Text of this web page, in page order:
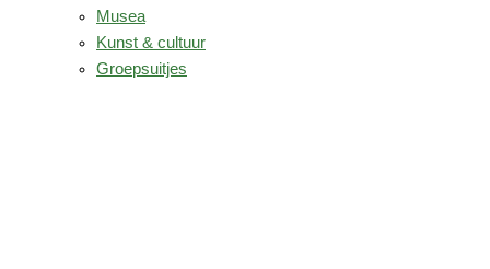
Musea
Kunst & cultuur
Groepsuitjes